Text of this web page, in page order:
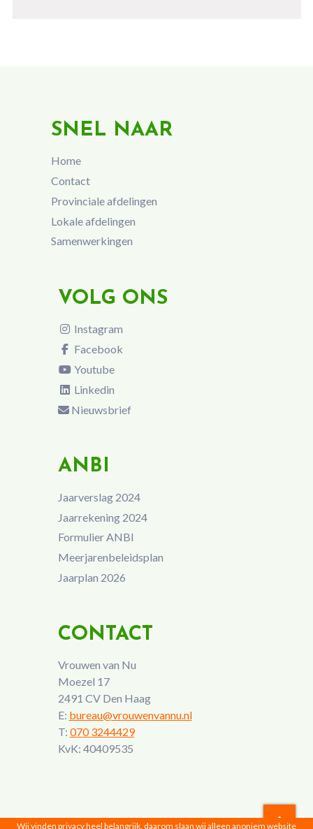
SNEL NAAR
Home
Contact
Provinciale afdelingen
Lokale afdelingen
Samenwerkingen
VOLG ONS
Instagram
Facebook
Youtube
Linkedin
Nieuwsbrief
ANBI
Jaarverslag 2024
Jaarrekening 2024
Formulier ANBI
Meerjarenbeleidsplan
Jaarplan 2026
CONTACT
Vrouwen van Nu
Moezel 17
2491 CV Den Haag
E: bureau@vrouwenvannu.nl
T: 070 3244429
KvK: 40409535
Wij vinden privacy heel belangrijk, daarom slaan wij alleen anoniem website